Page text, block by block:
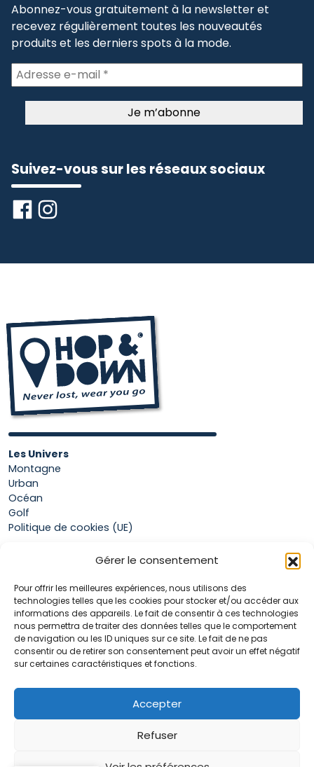
Gérer le consentement
Pour offrir les meilleures expériences, nous utilisons des
technologies telles que les cookies pour stocker et/ou accéder aux
informations des appareils. Le fait de consentir à ces technologies
nous permettra de traiter des données telles que le comportement
de navigation ou les ID uniques sur ce site. Le fait de ne pas
consentir ou de retirer son consentement peut avoir un effet négatif
sur certaines caractéristiques et fonctions.
Accepter
Refuser
Abonnez-vous gratuitement à la newsletter et
recevez régulièrement toutes les nouveautés
produits et les derniers spots à la mode.
Suivez-vous sur les réseaux sociaux
Les Univers
Montagne
Urban
Océan
Golf
Politique de cookies (UE)
Mon compte
Panier
Conditions générales de vente
La marque Hop & Down
Plan du site